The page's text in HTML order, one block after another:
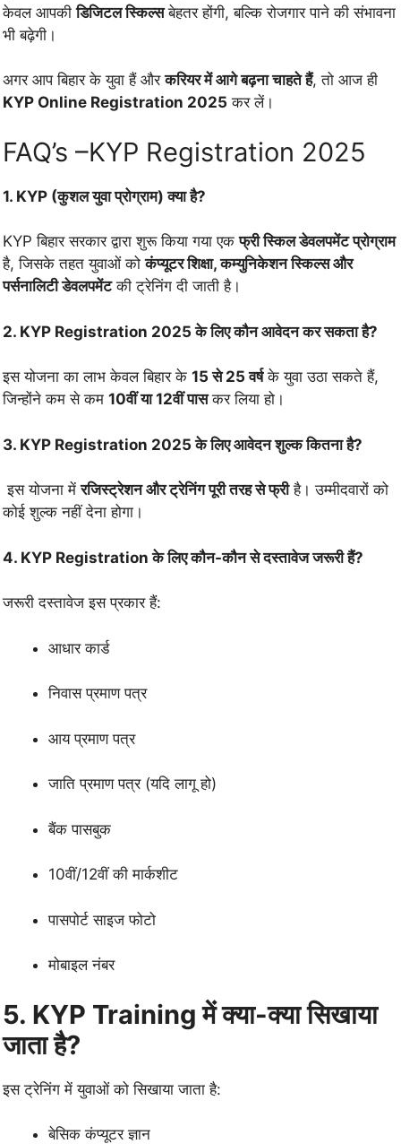
केवल आपकीडिजिटल स्किल्सबेहतर होंगी, बल्कि रोजगार पाने की संभावना
भी बढ़ेगी।
अगर आप बिहार के युवा हैं औरकरियर में आगे बढ़ना चाहते हैं, तो आज ही
KYP Online Registration 2025 कर लें।
FAQ’s –KYP Registration 2025
1. KYP (कुशल युवा प्रोग्राम) क्या है?
KYP बिहार सरकार द्वारा शुरू किया गया एकफ्री स्किल डेवलपमेंट प्रोग्राम
है, जिसके तहत युवाओं कोकंप्यूटर शिक्षा, कम्युनिकेशन स्किल्स और
पर्सनालिटी डेवलपमेंटकी ट्रेनिंग दी जाती है।
2. KYP Registration 2025 के लिए कौन आवेदन कर सकता है?
इस योजना का लाभ केवल बिहार के 15 से 25 वर्षके युवा उठा सकते हैं,
जिन्होंने कम से कम 10वीं या 12वीं पासकर लिया हो।
3. KYP Registration 2025 के लिए आवेदन शुल्क कितना है?
इस योजना मेंरजिस्ट्रेशन और ट्रेनिंग पूरी तरह से फ्रीहै। उम्मीदवारों को
कोई शुल्क नहीं देना होगा।
4. KYP Registration के लिए कौन-कौन से दस्तावेज जरूरी हैं?
जरूरी दस्तावेज इस प्रकार हैं:
आधार कार्ड
निवास प्रमाण पत्र
आय प्रमाण पत्र
जाति प्रमाण पत्र (यदि लागू हो)
बैंक पासबुक
10वीं/12वीं की मार्कशीट
पासपोर्ट साइज फोटो
मोबाइल नंबर
5. KYP Training में क्या-क्या सिखाया
जाता है?
इस ट्रेनिंग में युवाओं को सिखाया जाता है:
बेसिक कंप्यूटर ज्ञान